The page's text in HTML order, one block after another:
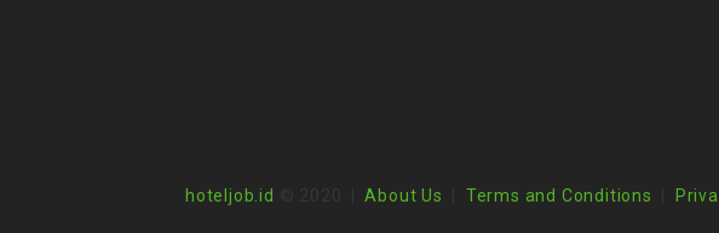
hoteljob.id © 2020 |About Us Terms and Conditions